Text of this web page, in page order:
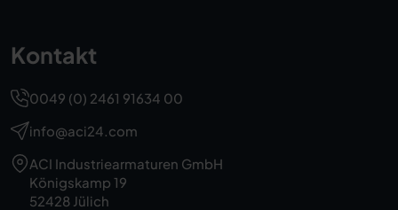
Kontakt
0049 (0) 2461 91634 00
info@aci24.com
ACI Industriearmaturen GmbH
Königskamp 19
52428 Jülich